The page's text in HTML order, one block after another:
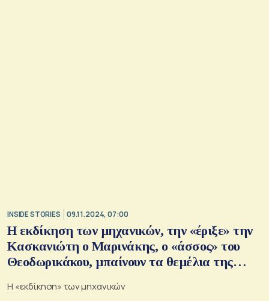
INSIDE STORIES 09.11.2024, 07:00
Η εκδίκηση των μηχανικών, την «έριξε» την
Κασκανιώτη ο Μαρινάκης, ο «άσσος» του
Θεοδωρικάκου, μπαίνουν τα θεμέλια της
«παγωμένη» η αγορά του λαδιού
Η «εκδίκηση» των μηχανικών